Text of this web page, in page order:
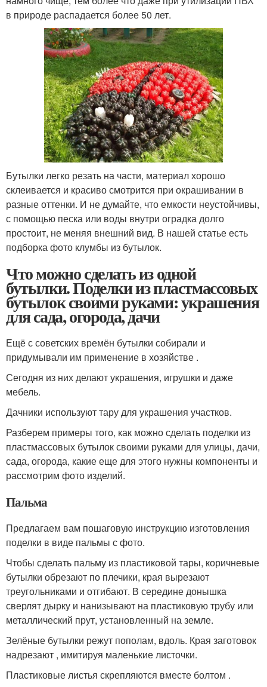
в природе распадается более 50 лет.
Бутылки легко резать на части, материал хорошо
склеивается и красиво смотрится при окрашивании в
разные оттенки. И не думайте, что емкости неустойчивы,
с помощью песка или воды внутри оградка долго
простоит, не меняя внешний вид. В нашей статье есть
подборка фото клумбы из бутылок.
Что можно сделать из одной
бутылки. Поделки из пластмассовых
бутылок своими руками: украшения
для сада, огорода, дачи
Ещё с советских времён бутылки собирали и
придумывали им применение в хозяйстве .
Сегодня из них делают украшения, игрушки и даже
мебель.
Дачники используют тару для украшения участков.
Разберем примеры того, как можно сделать поделки из
пластмассовых бутылок своими руками для улицы, дачи,
сада, огорода, какие еще для этого нужны компоненты и
рассмотрим фото изделий.
Пальма
Предлагаем вам пошаговую инструкцию изготовления
поделки в виде пальмы с фото.
Чтобы сделать пальму из пластиковой тары, коричневые
бутылки обрезают по плечики, края вырезают
треугольниками и отгибают. В середине донышка
сверлят дырку и нанизывают на пластиковую трубу или
металлический прут, установленный на земле.
Зелёные бутылки режут пополам, вдоль. Края заготовок
надрезают , имитируя маленькие листочки.
Пластиковые листья скрепляются вместе болтом .